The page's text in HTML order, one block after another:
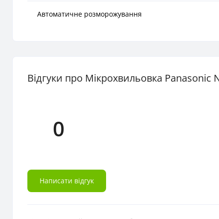
Автоматичне розморожування
Відгуки про Мікрохвильовка Panasonic
0
Написати відгук